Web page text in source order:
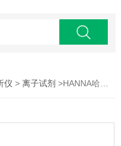
仪 >离子试剂 >HANNA哈纳HI95761-01总氯试剂